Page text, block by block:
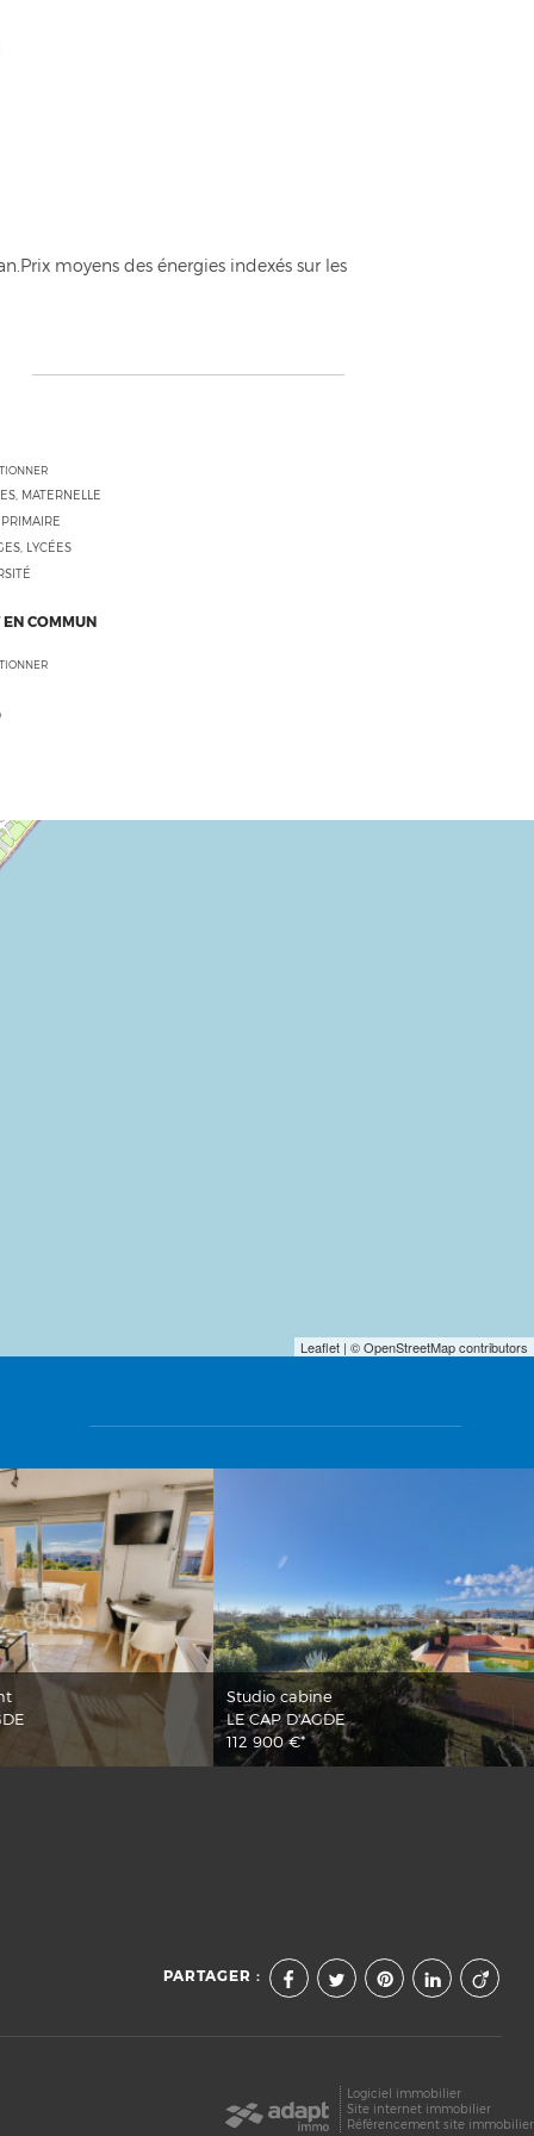
moyens des énergies indexés sur les
MATERNELLE
PRIMAIRE
LYCÉES
COMMUN
Leaflet | © OpenStreetMap contributors
Studio cabine
LE CAP D'AGDE
112 900 €*
PARTAGER :
Logiciel immobilier
Site internet immobilier
Référencement site immobilier